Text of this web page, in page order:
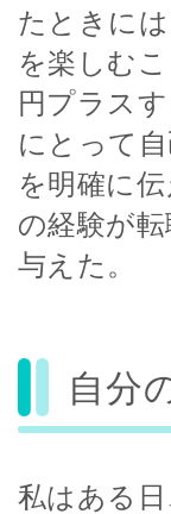
たときに
を楽しむ
円プラス
にとって
を明確に
の経験が
与えた。
自分
私はある